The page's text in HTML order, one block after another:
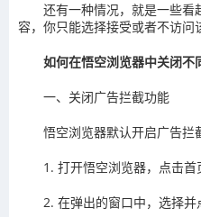
还有一种情况，就是一些看
容，你只能选择接受或者不访问
如何在悟空浏览器中关闭不
一、关闭广告拦截功能
悟空浏览器默认开启广告拦
1. 打开悟空浏览器，点击首
2. 在弹出的窗口中，选择并